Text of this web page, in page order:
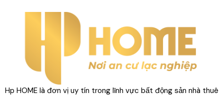
Hp HOME là đơn vị uy tín trong lĩnh vực bất động sản nhà thuê